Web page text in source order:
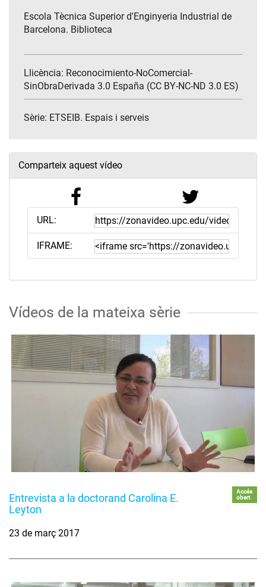
Escola Tècnica Superior d'Enginyeria Industrial de
Barcelona. Biblioteca
Llicència: Reconocimiento-NoComercial-
SinObraDerivada 3.0 España (CC BY-NC-ND 3.0 ES)
Sèrie: ETSEIB. Espais i serveis
Comparteix aquest vídeo
URL:
IFRAME:
Vídeos de la mateixa sèrie
Entrevista a la doctorand Carolina E.
Leyton
Accés
obert
23 de març 2017